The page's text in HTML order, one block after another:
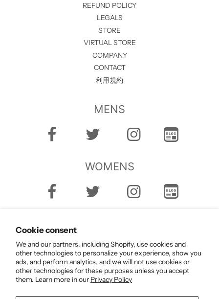
Cookie consent
We and our partners, including Shopify, use cookies and
other technologies to personalize your experience, show you
ads, and perform analytics, and we will not use cookies or
other technologies for these purposes unless you accept
them. Learn more in our Privacy Policy
REFUND POLICY
LEGALS
STORE
VIRTUAL STORE
COMPANY
CONTACT
利用規約
MENS
WOMENS
English